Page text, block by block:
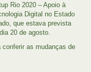
Rio 2020 – Apoio à
Digital no Estado
que estava prevista
20 de agosto.
as mudanças de